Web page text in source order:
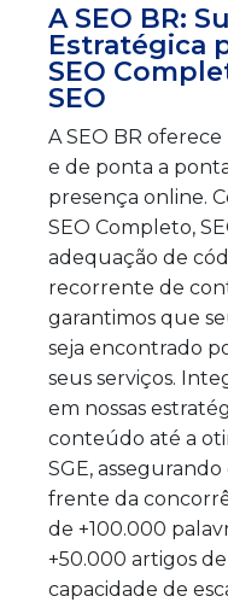
A SEO BR:
Estratégica
SEO
SEO
A SEO BR
e de ponta a
presença online.
SEO Completo,
adequação de
recorrente de
garantimos que
seja encontrado
seus serviços.
em nossas
conteúdo até a
SGE,
frente da
de +100.000
+50.000 artigos
capacidade de